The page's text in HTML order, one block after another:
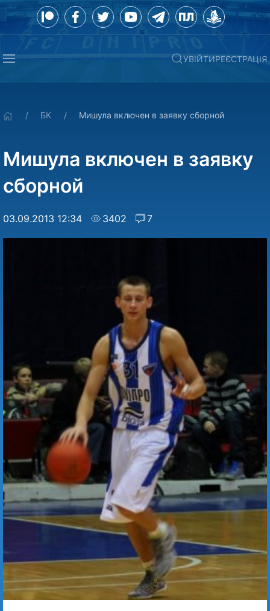
УВІЙТИРЕЄСТРАЦІЯ
БК Мишула включен в заявку сборной
Мишула включен в заявку
сборной
03.09.2013 12:34 3402 7